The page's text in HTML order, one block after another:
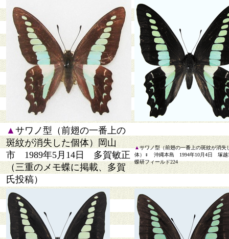
▲ サワノ型（前翅の一番上の
斑紋が消失した個体）岡山
市 1989年5月14日 多賀敏正
（三重のメモ蝶に掲載、多賀
氏投稿）
▲サワノ型（前翅の一番上の斑紋が消失
体）♀ 沖縄本島 1994年10月4日 塚
蝶研フィールド224